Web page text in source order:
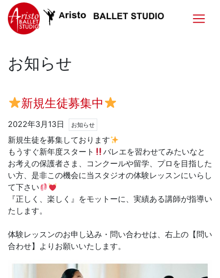
お知らせ
新規生徒募集中
2022年3月13日 お知らせ
新規生徒を募集しております
もうすぐ新年度スタート
バレエを習わせてみたいなと
お考えの保護者さま、コンクールや留学、プロを目指した
い方、是非この機会に当スタジオの体験レッスンにいらし
て下さい
『正しく、楽しく』をモットーに、実績ある講師が指導い
たします。
体験レッスンのお申し込み・問い合わせは、右上の【問い
合わせ】よりお願いいたします。